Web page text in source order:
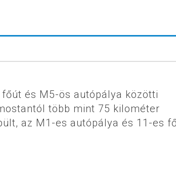
és M5-ös autópálya közötti
több mint 75 kilométer
az M1-es autópálya és 11-es